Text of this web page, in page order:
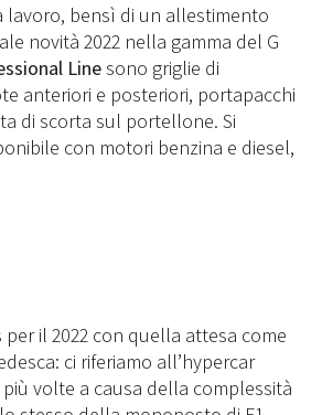
lavoro, bensì di un allestimento
novità 2022 nella gamma del G
Linesono griglie di
anteriori e posteriori, portapacchi
di scorta sul portellone. Si
con motori benzina e diesel,
il 2022 con quella attesa come
ci riferiamo all’hypercar
volte a causa della complessità